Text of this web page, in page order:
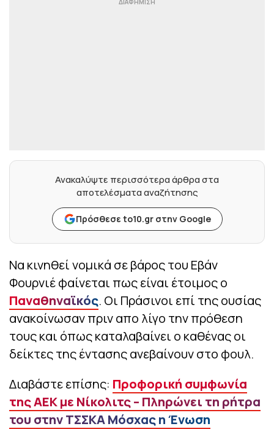
Ανακαλύψτε περισσότερα άρθρα στα
αποτελέσματα αναζήτησης
Πρόσθεσε to10.gr στην Google
Να κινηθεί νομικά σε βάρος του Εβάν
Φουρνιέ φαίνεται πως είναι έτοιμος ο
Παναθηναϊκός. Οι Πράσινοι επί της ουσίας
ανακοίνωσαν πριν απο λίγο την πρόθεση
τους και όπως καταλαβαίνει ο καθένας οι
δείκτες της έντασης ανεβαίνουν στο φουλ.
Διαβάστε επίσης: Προφορική συμφωνία
της ΑΕΚ με Νίκολιτς – Πληρώνει τη ρήτρα
του στην ΤΣΣΚΑ Μόσχας η Ένωση